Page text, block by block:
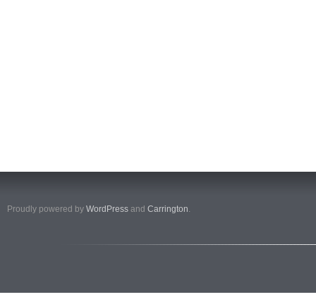
Proudly powered by WordPress and Carrington